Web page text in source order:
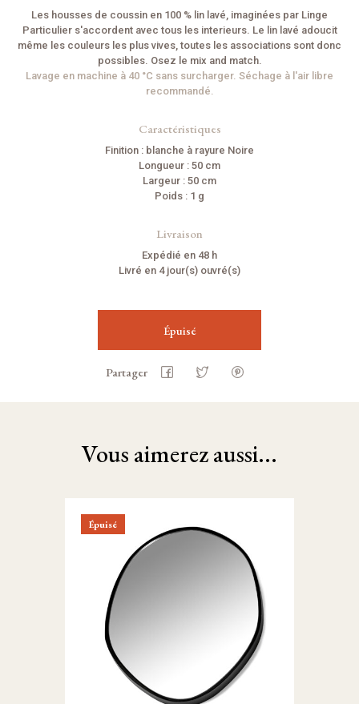
Les housses de coussin en 100 % lin lavé, imaginées par Linge
Particulier s'accordent avec tous les interieurs. Le lin lavé adoucit
même les couleurs les plus vives, toutes les associations sont donc
possibles. Osez le mix and match.
Lavage en machine à 40 °C sans surcharger. Séchage à l'air libre
recommandé.
Caractéristiques
Finition : blanche à rayure Noire
Longueur : 50 cm
Largeur : 50 cm
Poids : 1 g
Livraison
Expédié en 48 h
Livré en 4 jour(s) ouvré(s)
Épuisé
Partager
Vous aimerez aussi...
Épuisé